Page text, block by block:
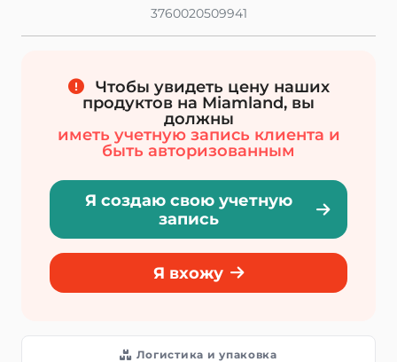
3760020509941
Чтобы увидеть цену наших
продуктов на Miamland, вы
должны
иметь учетную запись клиента и
быть авторизованным
Я создаю свою учетную
запись
Я вхожу
Логистика и упаковка